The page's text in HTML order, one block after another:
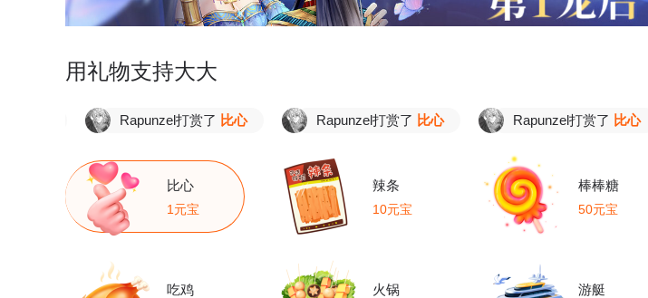
第50话 意外的剧情
第55话 我来看你了 第56话 学会放手 第57话 茶酒如何了 第58话 虚拟的身份
用礼物支持大大
Rapunzel打赏了比心 Rapunzel打赏了比心 Rapunzel打赏了比心
比心
1元宝
辣条
10元宝
棒棒糖
50元宝
吃鸡 火锅 游艇